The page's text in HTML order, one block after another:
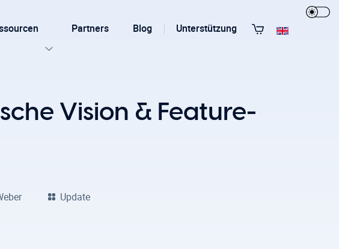
für
Partners Blog Unterstützung
Vision & Feature-
Update